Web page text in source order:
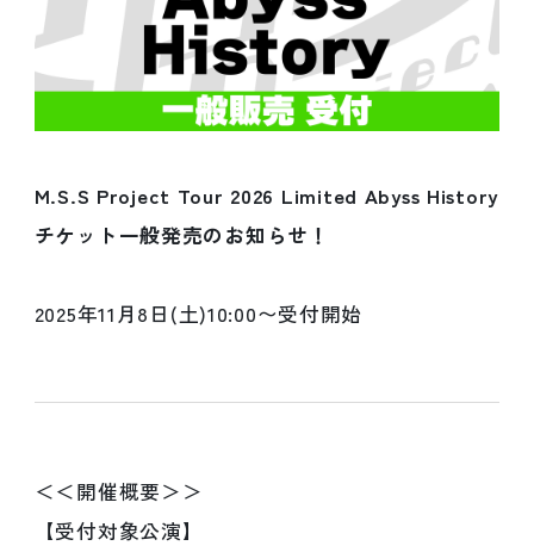
M.S.S Project Tour 2026 Limited Abyss History
チケット一般発売のお知らせ！
2025年11月8日(土)10:00〜受付開始
＜＜開催概要＞＞
【受付対象公演】